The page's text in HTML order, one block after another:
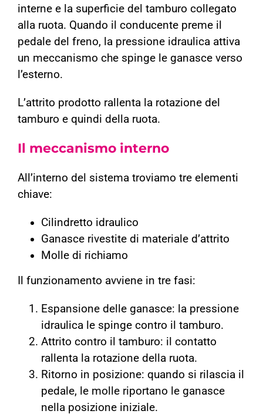
interne e la superficie del tamburo collegato
alla ruota. Quando il conducente preme il
pedale del freno, la pressione idraulica attiva
un meccanismo che spinge le ganasce verso
l’esterno.
L’attrito prodotto rallenta la rotazione del
tamburo e quindi della ruota.
Il meccanismo interno
All’interno del sistema troviamo tre elementi
chiave:
Cilindretto idraulico
Ganasce rivestite di materiale d’attrito
Molle di richiamo
Il funzionamento avviene in tre fasi:
Espansione delle ganasce: la pressione
idraulica le spinge contro il tamburo.
Attrito contro il tamburo: il contatto
rallenta la rotazione della ruota.
Ritorno in posizione: quando si rilascia il
pedale, le molle riportano le ganasce
nella posizione iniziale.